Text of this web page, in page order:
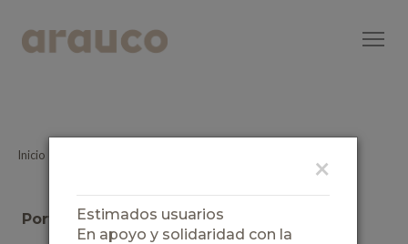
Inicio
Portada Arauco Soluciones
×
Estimados usuarios
En apoyo y solidaridad con la